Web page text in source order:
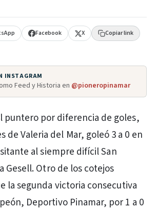
Facebook X Copiar link
INSTAGRAM
Feed y Historia en @pioneropinamar
puntero por diferencia de goles,
de Valeria del Mar, goleó 3 a 0 en
al siempre difícil San
Gesell. Otro de los cotejos
la segunda victoria consecutiva
Deportivo Pinamar, por 1 a 0